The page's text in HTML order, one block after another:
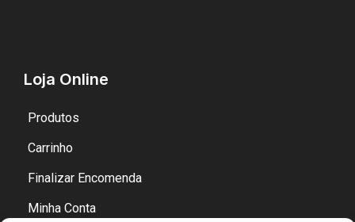
Loja Online
Produtos
Carrinho
Finalizar Encomenda
Minha Conta